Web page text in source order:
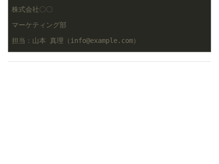
株式会社〇〇
マーケティング部
担当：山本 真理（info@example.com）